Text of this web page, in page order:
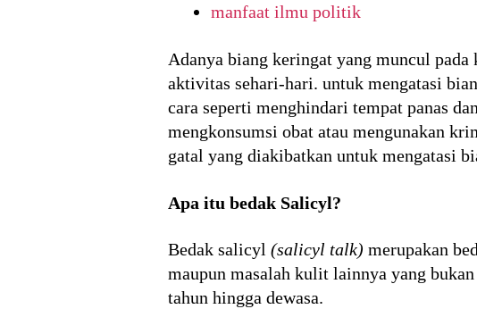
manfaat ilmu politik
Adanya biang keringat yang muncul
aktivitas sehari-hari. untuk mengatasi
cara seperti menghindari tempat panas
mengkonsumsi obat atau mengunakan
gatal yang diakibatkan untuk mengatasi
Apa itu bedak Salicyl?
Bedak salicyl (salicyl talk) merupakan
maupun masalah kulit lainnya yang
tahun hingga dewasa.